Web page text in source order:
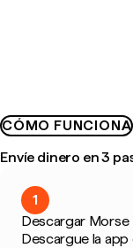
CÓMO FUNCIONA
Envíe dinero en 3
1
Descargar Morse
Descargue la